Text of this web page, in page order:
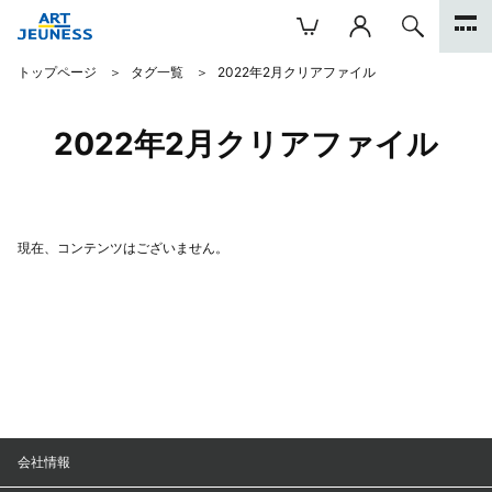
トップページ タグ一覧 2022年2月クリアファイル
2022年2月クリアファイル
現在、コンテンツはございません。
会社情報